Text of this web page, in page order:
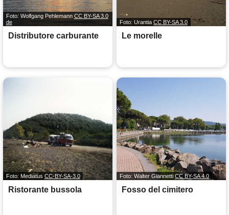
Foto: Wolfgang Pehlemann CC BY-SA 3.0
de
Distributore carburante
Foto: Urantia CC BY-SA 3.0
Le morelle
Foto: Mediatus CC-BY-SA-3.0
Ristorante bussola
Foto: Walter Giannetti CC BY-SA 4.0
Fosso del cimitero